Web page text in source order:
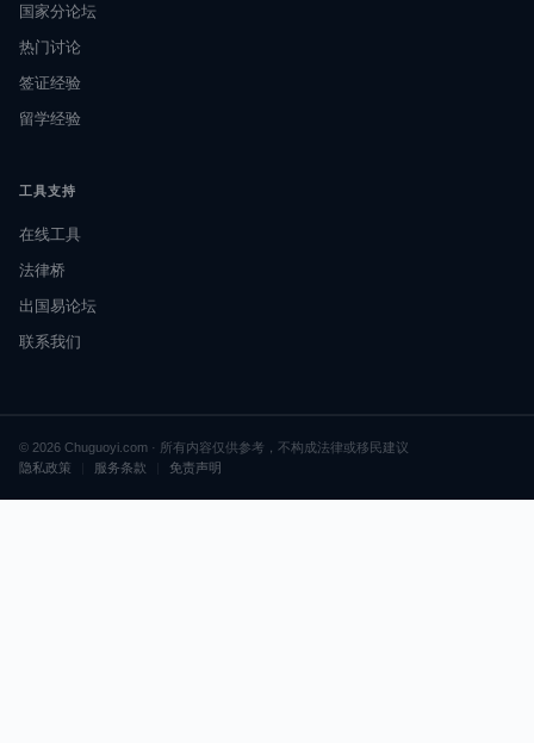
国家分论坛
热门讨论
签证经验
留学经验
工具支持
在线工具
法律桥
出国易论坛
联系我们
© 2026 Chuguoyi.com · 所有内容仅供参考，不构成法律或移民建议
隐私政策
服务条款 免责声明